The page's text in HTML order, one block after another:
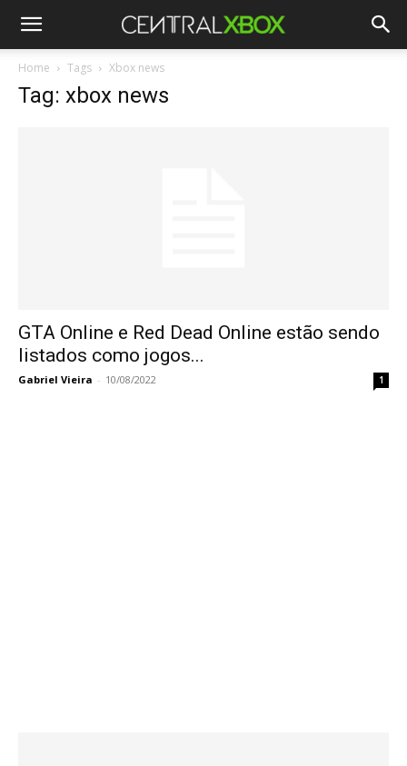
Home Tags Xbox news
Tag: xbox news
GTA Online e Red Dead Online estão sendo
listados como jogos...
Gabriel Vieira - 10/08/2022 1